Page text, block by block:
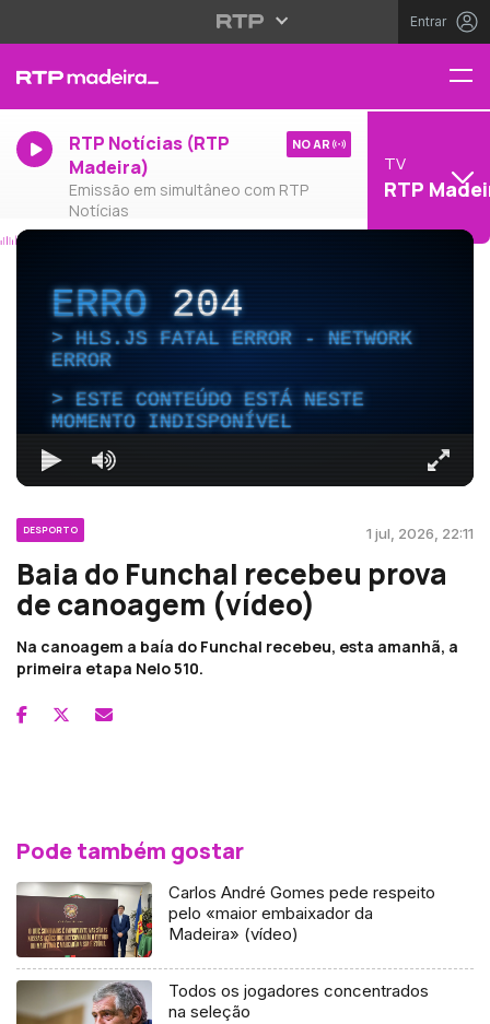
Entrar
RTP Notícias (RTP
Madeira)
Emissão em simultâneo com RTP
Notícias
NO AR
TV
RTP
ERRO204
HLS.JS FATAL ERROR - NETWORK
ERROR
ESTE CONTEÚDO ESTÁ NESTE
MOMENTO INDISPONÍVEL
DESPORTO 1 jul, 2026, 22:11
Baia do Funchal recebeu prova
de canoagem (vídeo)
Na canoagem a baía do Funchal recebeu, esta amanhã, a
primeira etapa Nelo 510.
Pode também gostar
Carlos André Gomes pede respeito
pelo «maior embaixador da
Madeira» (vídeo)
Todos os jogadores concentrados
na seleção